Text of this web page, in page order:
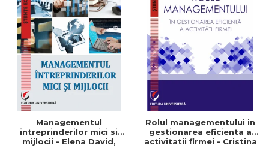
Managementul
intreprinderilor mici si
mijlocii - Elena David,
Rolul managementului in
gestionarea eficienta a
activitatii firmei - Cristina